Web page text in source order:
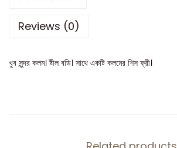
Reviews (0)
খুব সুন্দর কলম। ষ্টীল বডি। সাথে একটি কলমের শিস ফ্রী।